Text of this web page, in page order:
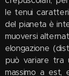
le tenui
del pianeta è
muoversi
elongazione
può variare tra
massimo a est,